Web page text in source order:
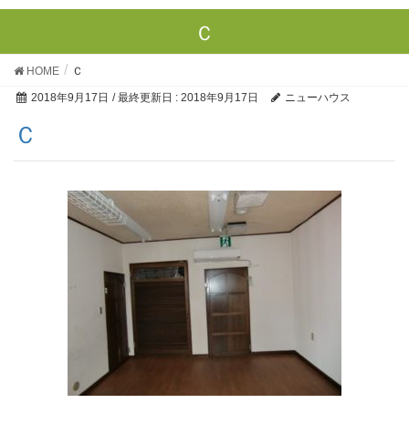
Ｃ
HOME Ｃ
2018年9月17日 / 最終更新日 : 2018年9月17日 ニューハウス
Ｃ